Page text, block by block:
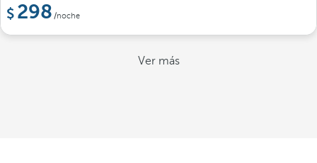
298 /noche
Ver más